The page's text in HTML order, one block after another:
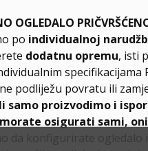
OGLEDALO
po individualnoj
dodatnu opremu, isti
specifikacijama
podliježu povratu ili
proizvodimo i
osigurati sami,
da konfigurirate ogledalo i